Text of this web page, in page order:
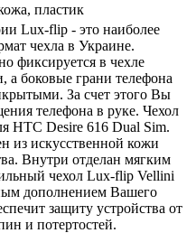
пластик
Lux-flip - это наиболее
чехла в Украине.
фиксируется в чехле
а боковые грани телефона
За счет этого Вы
телефона в руке. Чехол
HTC Desire 616 Dual Sim.
из искусственной кожи
Внутри отделан мягким
чехол Lux-flip Vellini
дополнением Вашего
защиту устройства от
и потертостей.